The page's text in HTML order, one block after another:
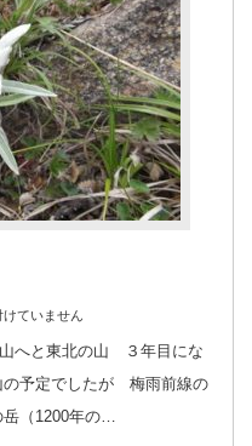
けていません
へと東北の山 ３年目にな
予定でしたが 梅雨前線の
（1200年の…